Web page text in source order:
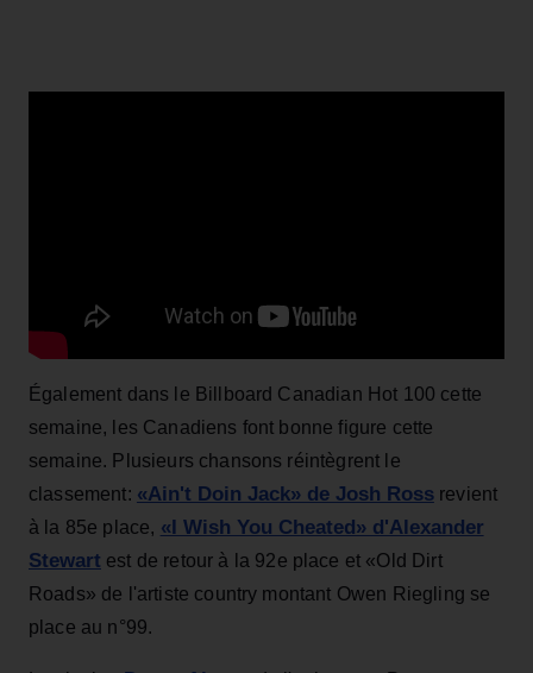
Également dans le Billboard Canadian Hot 100 cette
semaine, les Canadiens font bonne figure cette
semaine. Plusieurs chansons réintègrent le
classement: «Ain't Doin Jack» de Josh Rossrevient
à la 85e place, «I Wish You Cheated» d'Alexander
Stewart est de retour à la 92e place et «Old Dirt
Roads» de l'artiste country montant Owen Riegling se
place au n°99.